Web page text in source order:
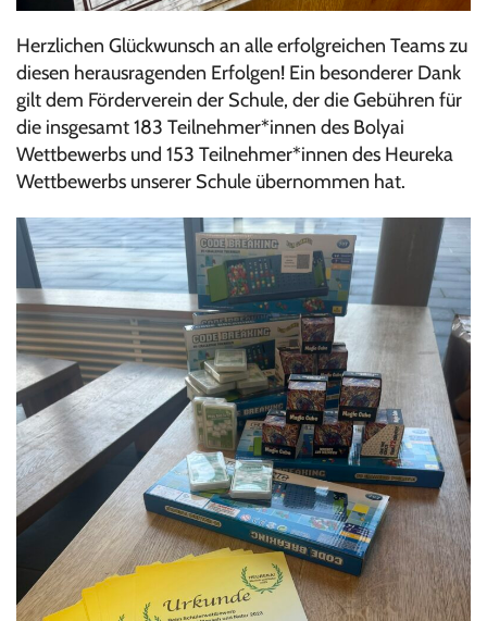
Herzlichen Glückwunsch an alle erfolgreichen Teams zu
diesen herausragenden Erfolgen! Ein besonderer Dank
gilt dem Förderverein der Schule, der die Gebühren für
die insgesamt 183 Teilnehmer*innen des Bolyai
Wettbewerbs und 153 Teilnehmer*innen des Heureka
Wettbewerbs unserer Schule übernommen hat.